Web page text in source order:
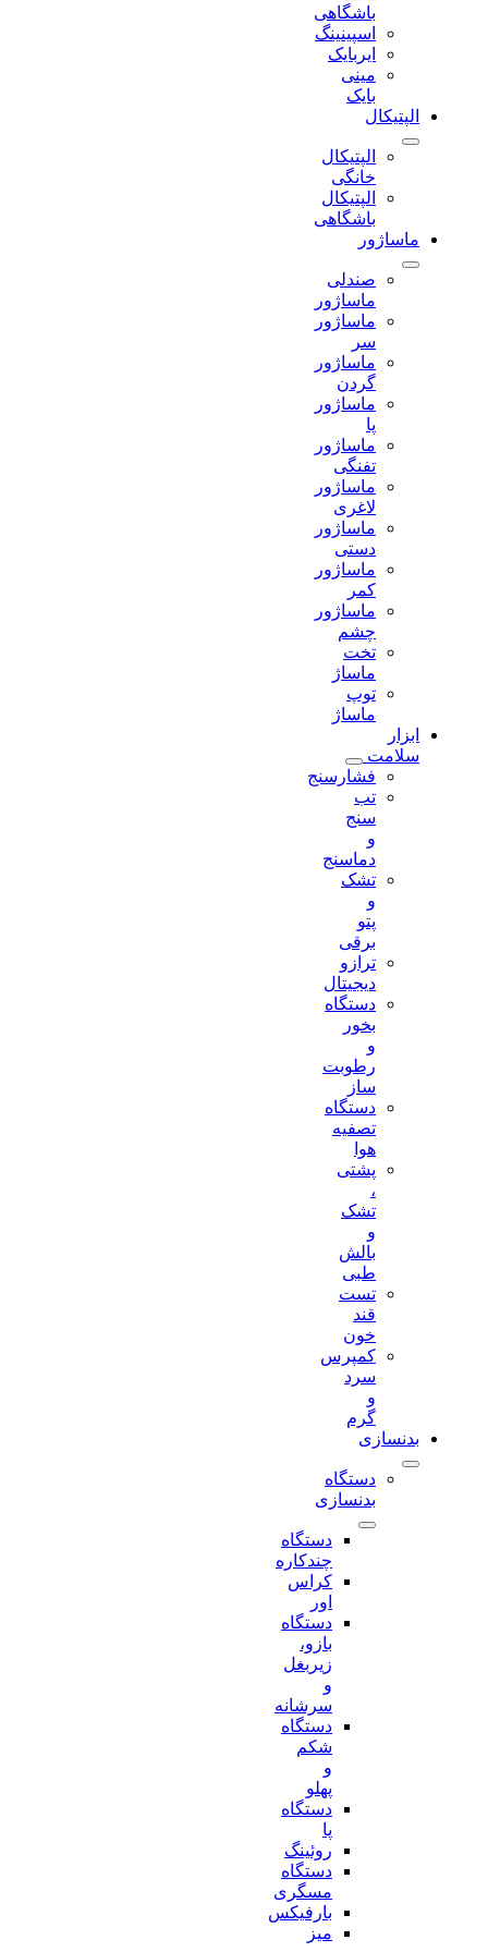
باشگاهی
اسپینینگ
ایربایک
مینی
الپتیکال
الپتیکال
خانگی
الپتیکال
باشگاهی
ماساژور
صندلی
ماساژور
ماساژور
ماساژور
ماساژور
ماساژور
تفنگی
ماساژور
لاغری
ماساژور
دستی
ماساژور
ماساژور
تخت
ماساژ
توپ
ماساژ
ابزار
سلامت
فشارسنج
دماسنج
تشک
ترازو
دیجیتال
دستگاه
رطوبت
دستگاه
تصفیه
پشتی
تست
کمپرس
بدنسازی
دستگاه
بدنسازی
دستگاه
چندکاره
کراس
دستگاه
زیربغل
سرشانه
دستگاه
دستگاه
روئینگ
دستگاه
مسگری
بارفیکس
میز